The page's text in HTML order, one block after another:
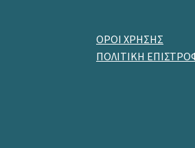
ΟΡΟΙ ΧΡΗΣΗΣ
ΠΟΛΙΤΙΚΗ